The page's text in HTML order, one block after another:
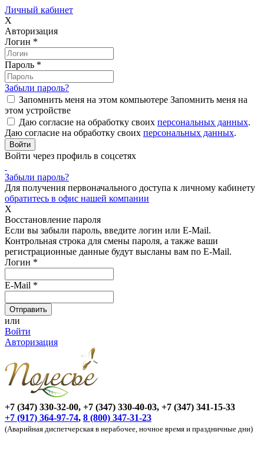
Личный кабинет
X
Авторизация
Логин *
Пароль *
Забыли пароль?
Запомнить меня на этом компьютере Запомнить меня на
этом устройстве
Даю согласие на обработку своих персональных данных.
Даю согласие на обработку своих персональных данных.
Войти через профиль в соцсетях
Забыли пароль?
Для получения первоначального доступа к личному кабинету
обратитесь в офис нашей компании
X
Восстановление пароля
Если вы забыли пароль, введите логин или E-Mail.
Контрольная строка для смены пароля, а также ваши
регистрационные данные будут высланы вам по E-Mail.
Логин *
E-Mail *
или
Войти
Авторизация
+7 (347) 330-32-00, +7 (347) 330-40-03, +7 (347) 341-15-33
+7 (917) 364-97-74, 8 (800) 347-31-23
(Аварийная диспетчерская в нерабочее, ночное время и праздничные дни)